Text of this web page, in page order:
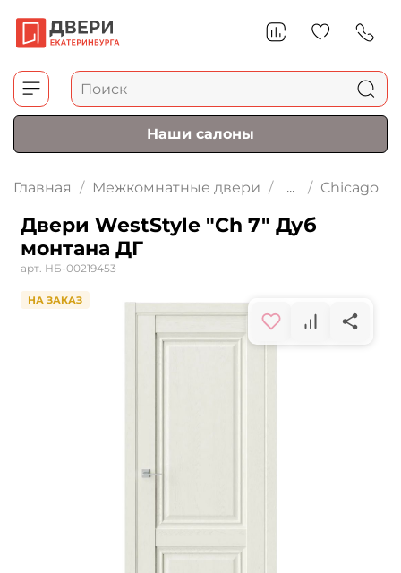
Наши салоны
Главная Межкомнатные двери ... Chicago
Двери WestStyle "Ch 7" Дуб
монтана ДГ
арт. НБ-00219453
НА ЗАКАЗ